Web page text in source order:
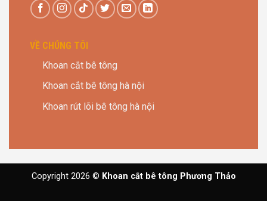
VỀ CHÚNG TÔI
Khoan cắt bê tông
Khoan cắt bê tông hà nội
Khoan rút lõi bê tông hà nội
Copyright 2026 © Khoan cắt bê tông Phương Thảo